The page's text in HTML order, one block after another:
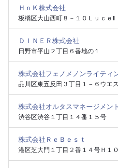
ＨｎＫ株式会社
板橋区大山西町８－１０ＬｕｃｅⅡ
ＤＩＮＥＲ株式会社
日野市平山２丁目６番地の１
株式会社フェノメノンライティ
品川区東五反田３丁目１－６ウエ
株式会社オルタスマネージメント
渋谷区渋谷１丁目１４番１５号
株式会社ＲｅＢｅｓｔ
港区芝大門１丁目２番１４号Ｈ１